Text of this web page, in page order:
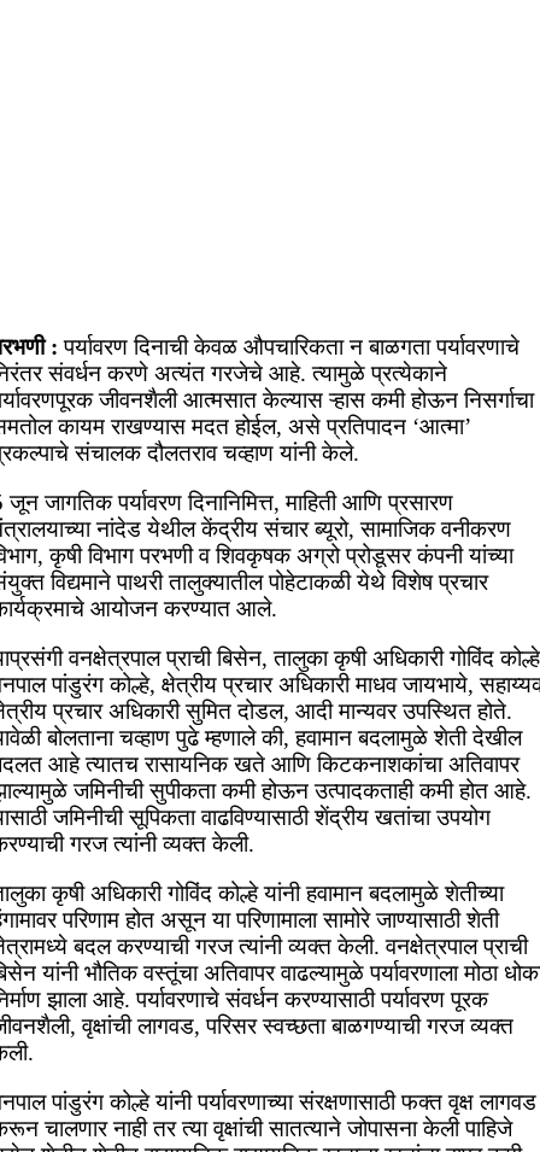
:पर्यावरण दिनाची केवळ औपचारिकता न बाळगता पर्यावरणाचे
संवर्धन करणे अत्यंत गरजेचे आहे. त्यामुळे प्रत्येकाने
जीवनशैली आत्मसात केल्यास ऱ्हास कमी होऊन निसर्गाचा
कायम राखण्यास मदत होईल, असे प्रतिपादन ‘आत्मा’
संचालक दौलतराव चव्हाण यांनी केले.
जून जागतिक पर्यावरण दिनानिमित्त, माहिती आणि प्रसारण
नांदेड येथील केंद्रीय संचार ब्यूरो, सामाजिक वनीकरण
कृषी विभाग परभणी व शिवकृषक अग्रो प्रोडूसर कंपनी यांच्या
विद्यमाने पाथरी तालुक्यातील पोहेटाकळी येथे विशेष प्रचार
आयोजन करण्यात आले.
वनक्षेत्रपाल प्राची बिसेन, तालुका कृषी अधिकारी गोविंद
पांडुरंग कोल्हे, क्षेत्रीय प्रचार अधिकारी माधव जायभाये,
प्रचार अधिकारी सुमित दोडल, आदी मान्यवर उपस्थित होते.
बोलताना चव्हाण पुढे म्हणाले की, हवामान बदलामुळे शेती देखील
आहे त्यातच रासायनिक खते आणि किटकनाशकांचा अतिवापर
जमिनीची सुपीकता कमी होऊन उत्पादकताही कमी होत आहे.
जमिनीची सूपिकता वाढविण्यासाठी शेंद्रीय खतांचा उपयोग
गरज त्यांनी व्यक्त केली.
कृषी अधिकारी गोविंद कोल्हे यांनी हवामान बदलामुळे शेतीच्या
परिणाम होत असून या परिणामाला सामोरे जाण्यासाठी शेती
बदल करण्याची गरज त्यांनी व्यक्त केली. वनक्षेत्रपाल प्राची
यांनी भौतिक वस्तूंचा अतिवापर वाढल्यामुळे पर्यावरणाला मोठा
झाला आहे. पर्यावरणाचे संवर्धन करण्यासाठी पर्यावरण पूरक
वृक्षांची लागवड, परिसर स्वच्छता बाळगण्याची गरज व्यक्त
पांडुरंग कोल्हे यांनी पर्यावरणाच्या संरक्षणासाठी फक्त वृक्ष लागवड
चालणार नाही तर त्या वृक्षांची सातत्याने जोपासना केली पाहिजे